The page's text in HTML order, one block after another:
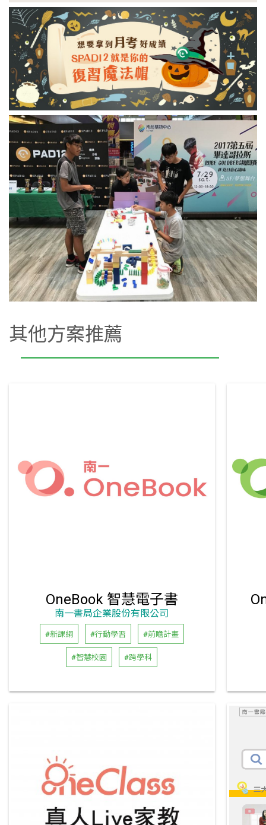
其他方案推薦
OneBook 智慧電子書
南一書局企業股份有限公司
#新課綱 #行動學習 #前瞻計畫
#智慧校園 #跨學科